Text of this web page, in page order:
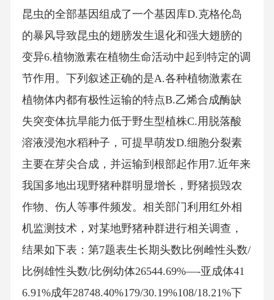
昆虫的全部基因组成了一个基因库D.克格伦岛
的暴风导致昆虫的翅膀发生退化和强大翅膀的
变异6.植物激素在植物生命活动中起到特定的调
节作用。下列叙述正确的是A.各种植物激素在
植物体内都有极性运输的特点B.乙烯合成酶缺
失突变体抗旱能力低于野生型植株C.用脱落酸
溶液浸泡水稻种子，可提早萌发D.细胞分裂素
主要在芽尖合成，并运输到根部起作用7.近年来
我国多地出现野猪种群明显增长，野猪损毁农
作物、伤人等事件频发。相关部门利用红外相
机监测技术，对某地野猪种群进行相关调查，
结果如下表：第7题表生长期头数比例雌性头数/
比例雄性头数/比例幼体26544.69%—-亚成体41
6.91%成年28748.40%179/30.19%108/18.21%下